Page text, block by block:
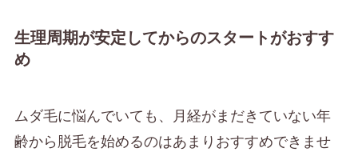
生理周期が安定してからのスタートがおすす
め
ムダ毛に悩んでいても、月経がまだきていない年
齢から脱毛を始めるのはあまりおすすめできませ